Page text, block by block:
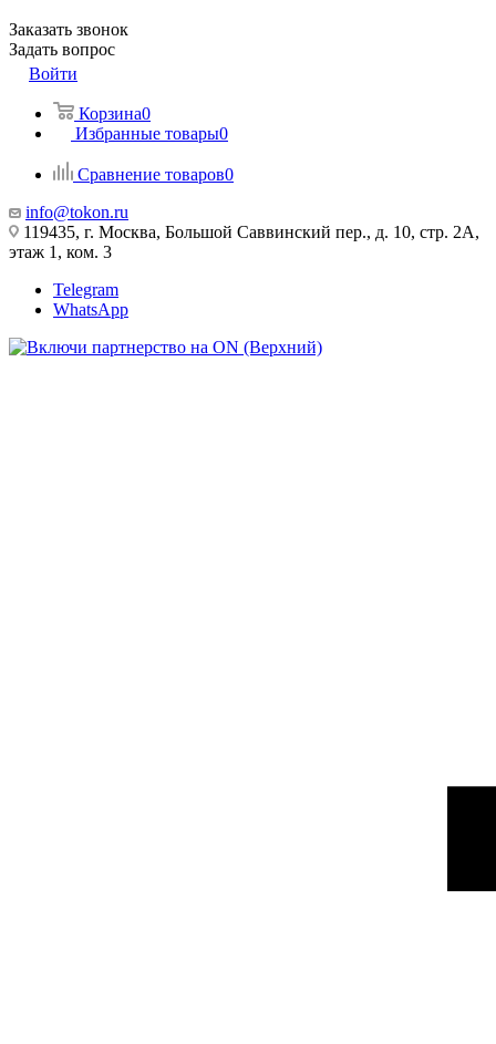
Заказать звонок
Задать вопрос
Войти
Корзина0
Избранные товары0
Сравнение товаров0
info@tokon.ru
119435, г. Москва, Большой Саввинский пер., д. 10, стр. 2А,
этаж 1, ком. 3
Telegram
WhatsApp